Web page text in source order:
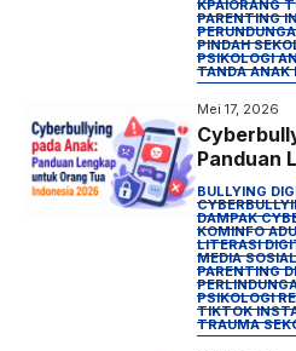
KPAIORANG
PARENTING
PINDAH
PSIKOLOGI
TANDA ANAK
Mei 17, 2026
Panduan
Tua
BULLYING
DAMPAK
KOMINFO
LITERASI
MEDIA
PARENTING
PSIKOLOGI
TIKTOK
TRAUMA